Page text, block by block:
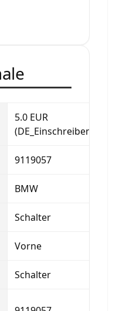
5.0 EUR
(DE_Einschreiben)
9119057
BMW
Schalter
Vorne
Schalter